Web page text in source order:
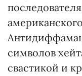
символов
свастикой и